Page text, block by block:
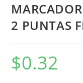
2 PUNTAS
$0.32